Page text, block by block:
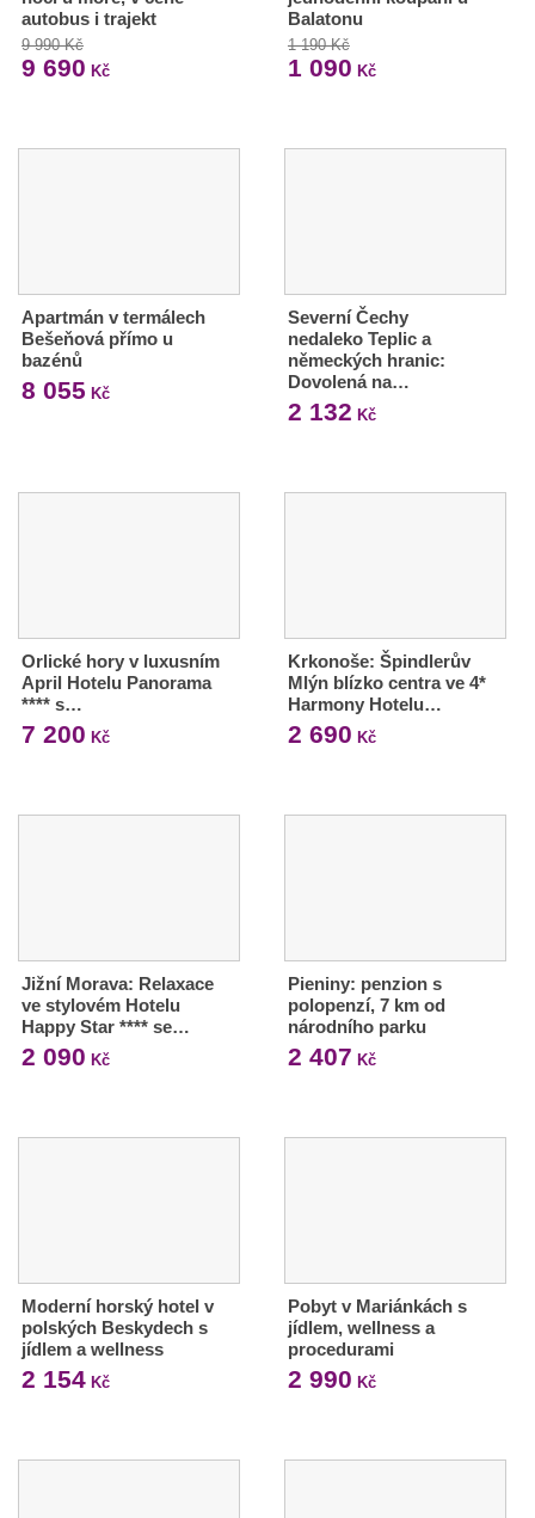
autobus i trajekt
9 990 Kč
9 690 Kč
Balatonu
1 190 Kč
1 090 Kč
Apartmán v termálech
Bešeňová přímo u
bazénů
8 055 Kč
Severní Čechy
nedaleko Teplic a
německých hranic:
Dovolená na…
2 132 Kč
Orlické hory v luxusním
April Hotelu Panorama
**** s…
7 200 Kč
Krkonoše: Špindlerův
Mlýn blízko centra ve 4*
Harmony Hotelu…
2 690 Kč
Jižní Morava: Relaxace
ve stylovém Hotelu
Happy Star **** se…
2 090 Kč
Pieniny: penzion s
polopenzí, 7 km od
národního parku
2 407 Kč
Moderní horský hotel v
polských Beskydech s
jídlem a wellness
2 154 Kč
Pobyt v Mariánkách s
jídlem, wellness a
procedurami
2 990 Kč